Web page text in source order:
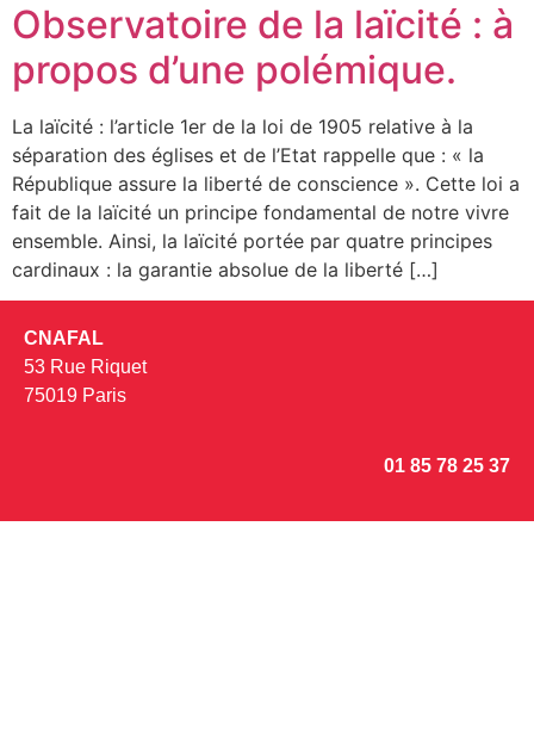
Observatoire de la laïcité : à
propos d’une polémique.
La laïcité : l’article 1er de la loi de 1905 relative à la
séparation des églises et de l’Etat rappelle que : « la
République assure la liberté de conscience ». Cette loi a
fait de la laïcité un principe fondamental de notre vivre
ensemble. Ainsi, la laïcité portée par quatre principes
cardinaux : la garantie absolue de la liberté […]
CNAFAL
53 Rue Riquet
75019 Paris
01 85 78 25 37